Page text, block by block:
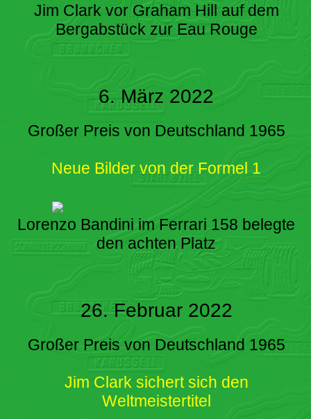
Jim Clark vor Graham Hill auf dem
Bergabstück zur Eau Rouge
6. März 2022
Großer Preis von Deutschland 1965
Neue Bilder von der Formel 1
Lorenzo Bandini im Ferrari 158 belegte
den achten Platz
26. Februar 2022
Großer Preis von Deutschland 1965
Jim Clark sichert sich den
Weltmeistertitel